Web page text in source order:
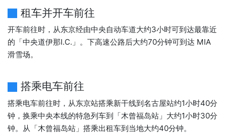
租车并开车前往
开车前往时，从东京经由中央自动车道大约3小时可到达最靠近
的「中央道伊那I.C.」。下高速公路后大约70分钟可到达 MIA
滑雪场。
搭乘电车前往
搭乘电车前往时，从东京站搭乘新干线到名古屋站约1小时40分
钟，换乘中央本线的特急列车到「木曾福岛站」大约1小时30分
钟。从「木曾福岛站」搭乘出租车到当地大约40分钟。